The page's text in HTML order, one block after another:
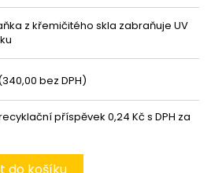
z křemičitého skla zabraňuje UV
bez DPH)
příspěvek 0,24 Kč s DPH za